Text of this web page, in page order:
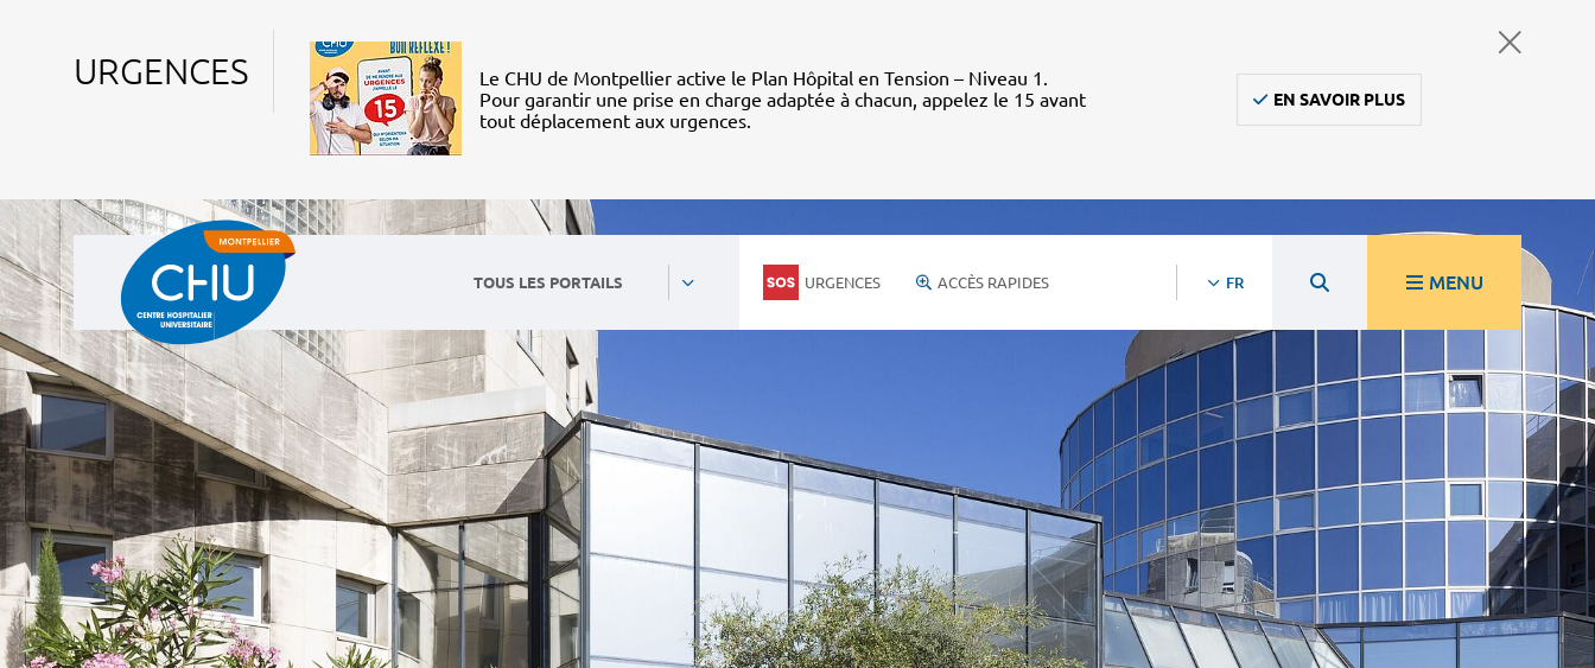
URGENCES
Le CHU de Montpellier active le Plan Hôpital en Tension – Niveau 1.
Pour garantir une prise en charge adaptée à chacun, appelez le 15 avant
tout déplacement aux urgences.
EN SAVOIR PLUS
TOUS LES PORTAILS URGENCES ACCÈS RAPIDES FR MENU